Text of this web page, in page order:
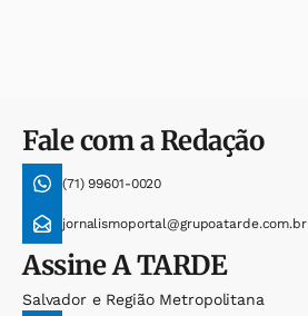
Fale com a Redação
(71) 99601-0020
jornalismoportal@grupoatarde.com.br
AssineA TARDE
Salvador e Região Metropolitana